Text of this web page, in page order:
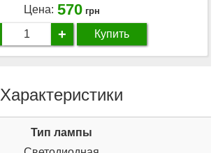
Цена: 570 грн
+ Купить
Характеристики
Тип лампы